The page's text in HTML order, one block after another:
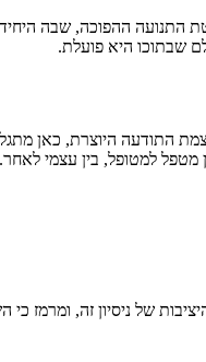
התנועה ההפוכה, שבה
שבתוכו היא פועלת.
התודעה היוצרת, כאן
למטופל, בין עצמי לאחר.
של ניסיון זה, ומרמז